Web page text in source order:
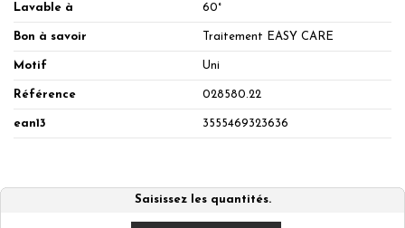
Lavable à 60°
Bon à savoir Traitement EASY CARE
Motif Uni
Référence 028580.22
ean13 3555469323636
Saisissez les quantités.